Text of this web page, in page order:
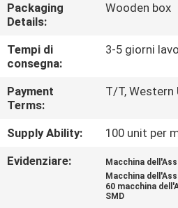
CONTROLLO
DELLA
QUALITÀ
CONTATTACI
NOTIZIA
Packaging
Details:
Wooden box
Tempi di
consegna:
3-5 giorni
Payment
Terms:
T/T, Western
Supply Ability:
100 unit per
Evidenziare:
Macchina
Macchina
60 macchina
SMD